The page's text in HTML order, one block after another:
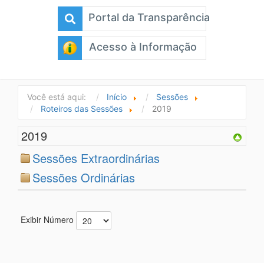
Portal da Transparência
Acesso à Informação
Você está aqui: Início
Sessões
Roteiros das Sessões
2019
2019
Sessões Extraordinárias
Sessões Ordinárias
Exibir Número